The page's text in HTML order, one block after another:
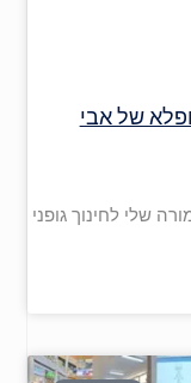
של אבי
שלי לחינוך גופני